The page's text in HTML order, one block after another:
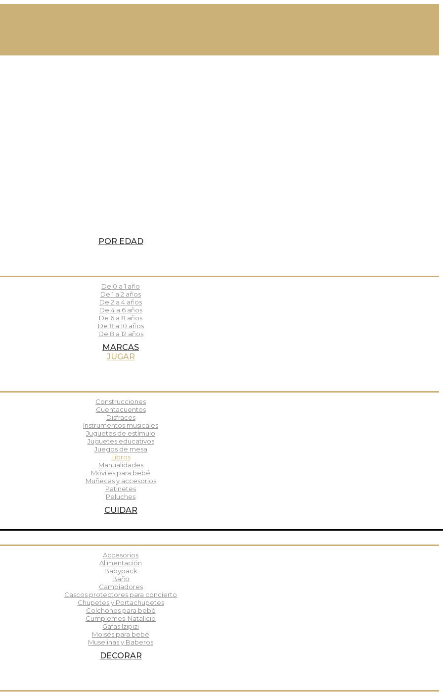
POR EDAD
De 0 a 1 año
De 1 a 2 años
De 2 a 4 años
De 4 a 6 años
De 6 a 8 años
De 8 a 10 años
De 8 a 12 años
MARCAS
JUGAR
Construcciones
Cuentacuentos
Disfraces
Instrumentos musicales
Juguetes de estímulo
Juguetes educativos
Juegos de mesa
Libros
Manualidades
Móviles para bebé
Muñecas y accesorios
Patinetes
Peluches
CUIDAR
Accesorios
Alimentación
Babypack
Baño
Cambiadores
Cascos protectores para concierto
Chupetes y Portachupetes
Colchones para bebé
Cumplemes-Natalicio
Gafas Izipizi
Moisés para bebé
Muselinas y Baberos
DECORAR